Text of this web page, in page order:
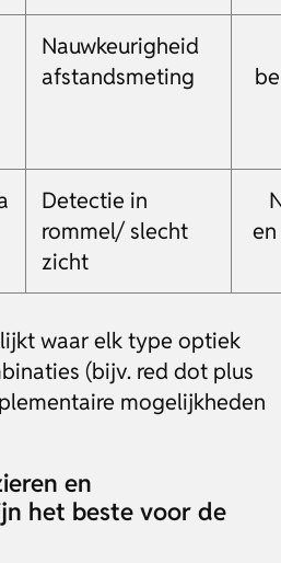
Nauwkeurigheid
afstandsmeting
Detectie in
rommel/ slecht
zicht
waar elk type optiek
(bijv. red dot plus
mogelijkheden
en
het beste voor de